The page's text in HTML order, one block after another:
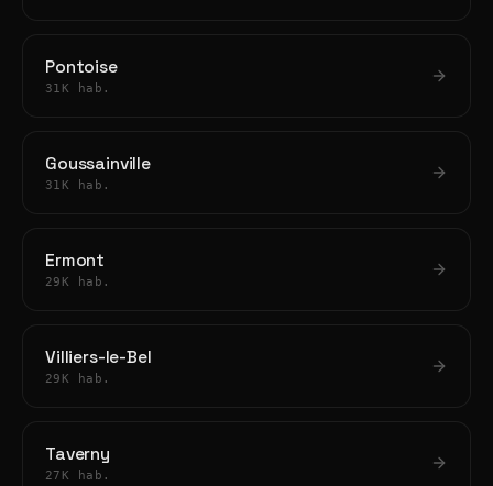
Pontoise
31K hab.
Goussainville
31K hab.
Ermont
29K hab.
Villiers-le-Bel
29K hab.
Taverny
27K hab.